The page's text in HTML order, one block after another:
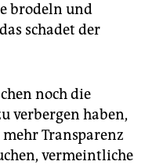
brodeln und
schadet der
noch die
verbergen haben,
Transparenz
vermeintliche